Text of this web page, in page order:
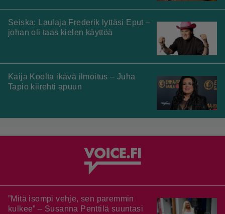
Seiska: Laulaja Frederik lyttäsi Eput –
johan oli taas kielen käyttöä
Kaija Koolta ikävä ilmoitus – Juha
Tapio kiirehti apuun
”Mitä isompi vehje, sen paremmin
kulkee” – Susanna Penttilä suuntasi